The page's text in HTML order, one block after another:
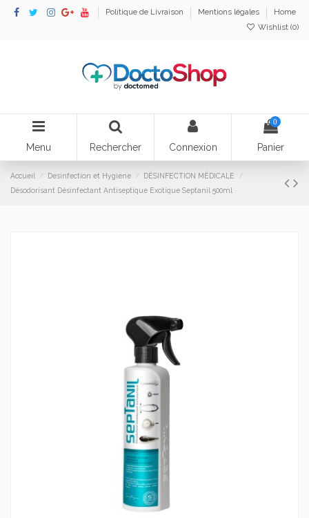
Politique de Livraison Mentions légales
Home
Wishlist (0)
Menu Rechercher Connexion
0
Panier
Accueil Desinfection et Hygiene
DÉSINFECTION MÉDICALE
Désodorisant Désinfectant Antiseptique Exotique Septanil 500ml